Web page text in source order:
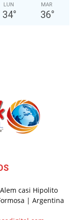
LUN
34°
MAR
36°
casi Hipolito
| Argentina